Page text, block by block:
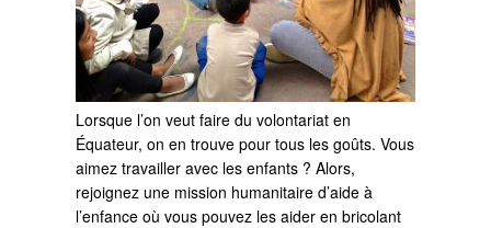
Lorsque l’on veut faire du volontariat en
Équateur, on en trouve pour tous les goûts. Vous
aimez travailler avec les enfants ? Alors,
rejoignez une mission humanitaire d’aide à
l’enfance où vous pouvez les aider en bricolant